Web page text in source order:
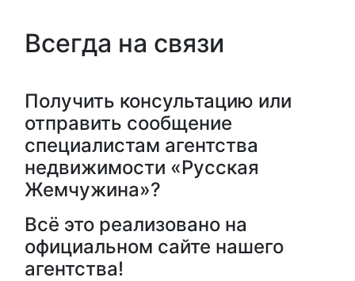
Всегда на связи
Получить консультацию или
отправить сообщение
специалистам агентства
недвижимости «Русская
Жемчужина»?
Всё это реализовано на
официальном сайте нашего
агентства!